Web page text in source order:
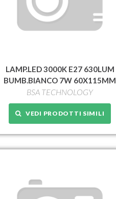
LAMP.LED 3000K E27 630LUM
BUMB.BIANCO 7W 60X115MM
BSA TECHNOLOGY
VEDI PRODOTTI SIMILI